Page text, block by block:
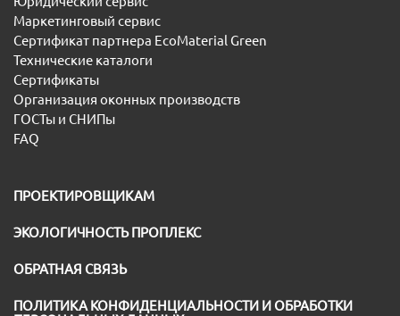
Маркетинговый сервис
Сертификат партнера EcoMaterial Green
Технические каталоги
Сертификаты
Организация оконных производств
ГОСТы и СНИПы
FAQ
ПРОЕКТИРОВЩИКАМ
ЭКОЛОГИЧНОСТЬ ПРОПЛЕКС
ОБРАТНАЯ СВЯЗЬ
ПОЛИТИКА КОНФИДЕНЦИАЛЬНОСТИ И ОБРАБОТКИ